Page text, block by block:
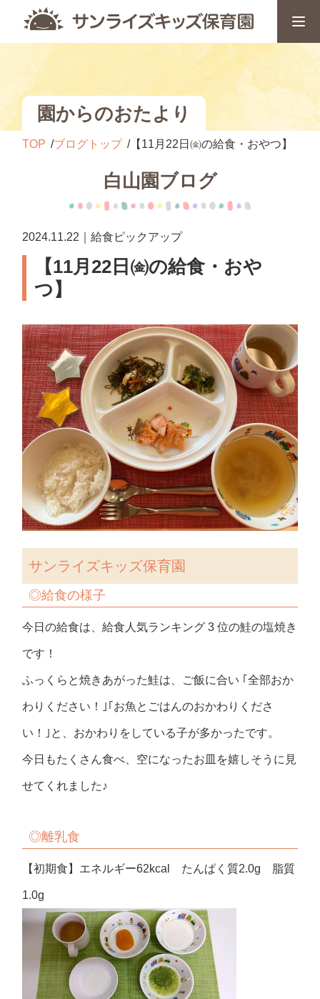
園からのおたより
TOP ブログトップ 【11月22日㈮の給食・おやつ】
白山園ブログ
2024.11.22｜給食ピックアップ
【11月22日㈮の給食・おや
つ】
サンライズキッズ保育園
◎給食の様子
今日の給食は、給食人気ランキング 3 位の鮭の塩焼き
です！
ふっくらと焼きあがった鮭は、ご飯に合い ｢全部おか
わりください！｣｢お魚とごはんのおかわりくださ
い！｣と、おかわりをしている子が多かったです。
今日もたくさん食べ、空になったお皿を嬉しそうに見
せてくれました♪
◎離乳食
【初期食】エネルギー62kcal たんぱく質2.0g 脂質
1.0g